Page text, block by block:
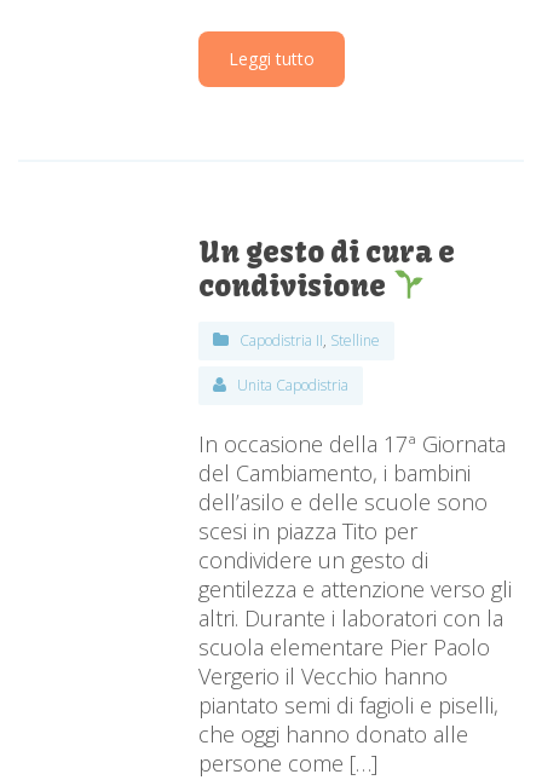
Leggi tutto
Un gesto di cura e
condivisione
Capodistria II, Stelline
Unita Capodistria
In occasione della 17ª Giornata
del Cambiamento, i bambini
dell’asilo e delle scuole sono
scesi in piazza Tito per
condividere un gesto di
gentilezza e attenzione verso gli
altri. Durante i laboratori con la
scuola elementare Pier Paolo
Vergerio il Vecchio hanno
piantato semi di fagioli e piselli,
che oggi hanno donato alle
persone come […]